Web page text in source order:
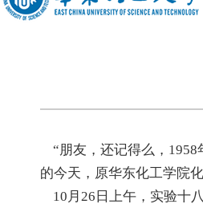
“朋友，还记得么，1958
的今天，原华东化工学院
10月26日上午，实验十